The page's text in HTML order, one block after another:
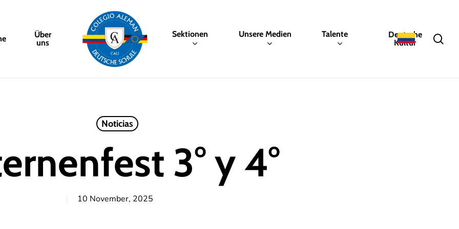
Über
uns
Sektionen Unsere Medien Talente
Deutsche
Kultur
Noticias
3° y 4°
10 November, 2025